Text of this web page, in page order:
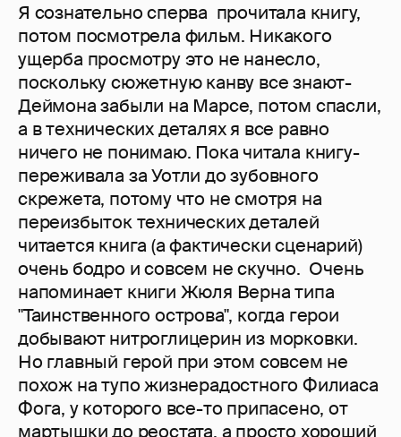
Я сознательно сперва прочитала книгу,
потом посмотрела фильм. Никакого
ущерба просмотру это не нанесло,
поскольку сюжетную канву все знают-
Деймона забыли на Марсе, потом спасли,
а в технических деталях я все равно
ничего не понимаю. Пока читала книгу-
переживала за Уотли до зубовного
скрежета, потому что не смотря на
переизбыток технических деталей
читается книга (а фактически сценарий)
очень бодро и совсем не скучно. Очень
напоминает книги Жюля Верна типа
"Таинственного острова", когда герои
добывают нитроглицерин из морковки.
Но главный герой при этом совсем не
похож на тупо жизнерадостного Филиаса
Фога, у которого все-то припасено, от
мартышки до реостата, а просто хороший